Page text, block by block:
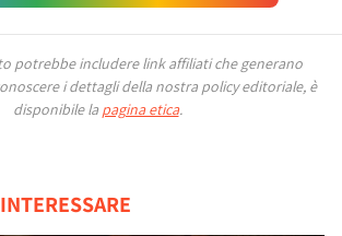
potrebbe includere link affiliati che generano
i dettagli della nostra policy editoriale, è
disponibile la pagina etica.